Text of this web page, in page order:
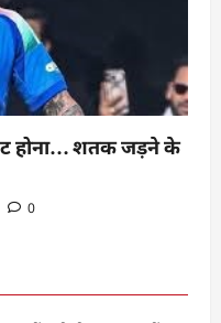
होना… शतक जड़ने के
0